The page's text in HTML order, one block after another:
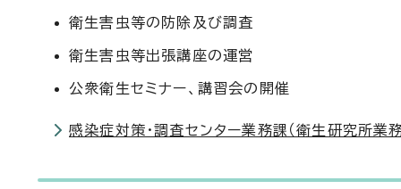
衛生害虫等の防除及び調査
衛生害虫等出張講座の運営
公衆衛生セミナー、講習会の開催
感染症対策・調査センター業務課（衛生研究所業